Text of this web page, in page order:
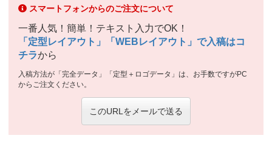
スマートフォンからのご注文について
一番人気！簡単！テキスト入力でOK！
「定型レイアウト」「WEBレイアウト」で入稿はコ
チラから
入稿方法が「完全データ」「定型＋ロゴデータ」は、お手数ですがPC
からご注文ください。
このURLをメールで送る